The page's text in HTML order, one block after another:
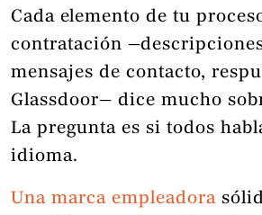
Cada elemento de tu
contratación
mensajes de contacto,
Glassdoor— dice mucho
La pregunta es si todos
idioma.
Una marca empleadora